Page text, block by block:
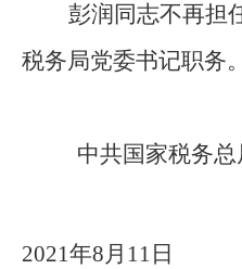
彭润同志不再担
税务局党委书记职务。
中共国家税务
2021年8月 11 日